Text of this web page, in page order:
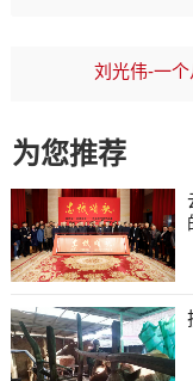
刘光伟-一
为您推荐